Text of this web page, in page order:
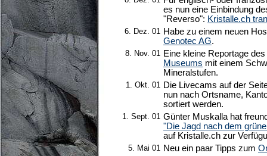
es nun eine Einbindung
"Reverso": Kristalle.ch
6. Dez. 01
Habe zu einem neuen
Genotec AG.
8. Nov. 01
Eine kleine Reportage des
Museums mit einem
Mineralstufen.
1. Okt. 01
Die Livecams auf der
nun nach Ortsname,
sortiert werden.
1. Sept. 01 Günter Muskalla hat
"Die Jagd nach dem
auf Kristalle.ch zur
5. Mai 01 Neu ein paar Tipps zum